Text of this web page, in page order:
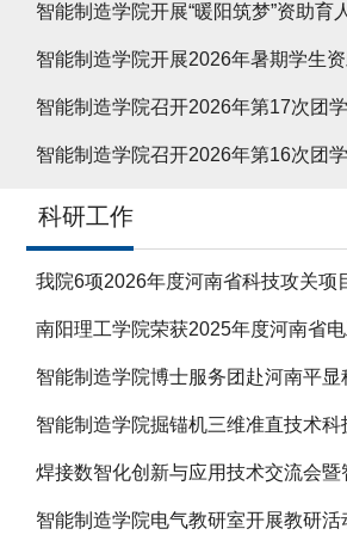
智能制造学院开展“暖阳筑梦”资助育人实
智能制造学院开展2026年暑期学生资助宣传大使出征仪式暨
智能制造学院召开2026年第17次团
智能制造学院召开2026年第16次团
科研工作
我院6项2026年度河南省科技攻关项
南阳理工学院荣获2025年度河南省电工科学
智能制造学院博士服务团赴河南平显科技有限公司对
智能制造学院掘锚机三维准直技术科技创新团队开展掘锚一体
焊接数智化创新与应用技术交流会暨智能制造赋能焊接技术发展创
智能制造学院电气教研室开展教研活